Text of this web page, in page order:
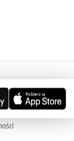
Reserved.